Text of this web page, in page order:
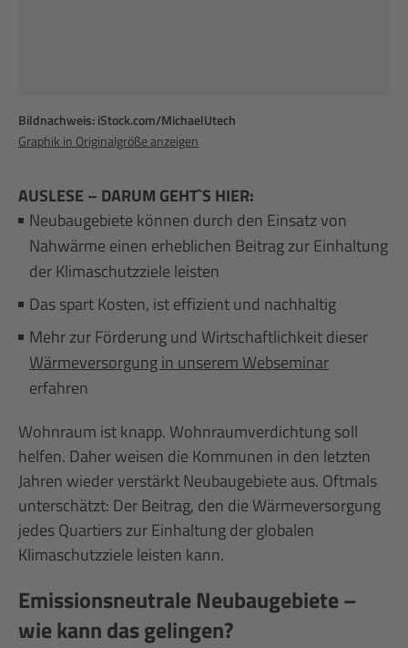
Bildnachweis: iStock.com/MichaelUtech
Graphik in Originalgröße anzeigen
AUSLESE – DARUM GEHT`S HIER:
Neubaugebiete können durch den Einsatz von
Nahwärme einen erheblichen Beitrag zur Einhaltung
der Klimaschutzziele leisten
Das spart Kosten, ist effizient und nachhaltig
Mehr zur Förderung und Wirtschaftlichkeit dieser
Wärmeversorgung in unserem Webseminar
erfahren
Wohnraum ist knapp. Wohnraumverdichtung soll
helfen. Daher weisen die Kommunen in den letzten
Jahren wieder verstärkt Neubaugebiete aus. Oftmals
unterschätzt: Der Beitrag, den die Wärmeversorgung
jedes Quartiers zur Einhaltung der globalen
Klimaschutzziele leisten kann.
Emissionsneutrale Neubaugebiete –
wie kann das gelingen?